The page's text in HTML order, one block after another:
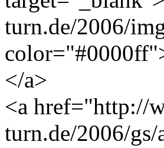
turn.de/2006/
</a>
<a href="http://
turn.de/2006/